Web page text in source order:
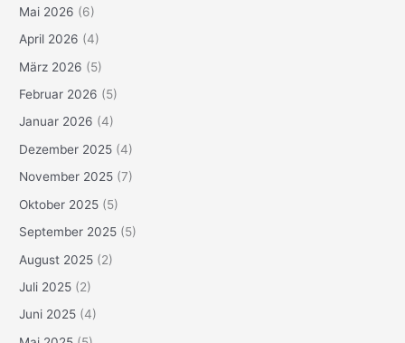
Mai 2026 (6)
April 2026 (4)
März 2026 (5)
Februar 2026 (5)
Januar 2026 (4)
Dezember 2025 (4)
November 2025 (7)
Oktober 2025 (5)
September 2025 (5)
August 2025 (2)
Juli 2025 (2)
Juni 2025 (4)